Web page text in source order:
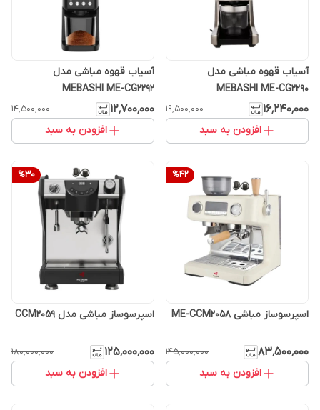
آسیاب قهوه مباشی مدل
MEBASHI ME-CG2290
۱۶٬۲۴۰٬۰۰۰ ۱۹٬۵۰۰٬۰۰۰
افزودن به سبد
آسیاب قهوه مباشی مدل
MEBASHI ME-CG2292
۱۲٬۷۰۰٬۰۰۰ ۱۴٬۵۰۰٬۰۰۰
افزودن به سبد
%42
اسپرسوساز مباشی ME-CCM2058
۸۳٬۵۰۰٬۰۰۰ ۱۴۵٬۰۰۰٬۰۰۰
افزودن به سبد
%30
اسپرسوساز مباشی مدل CCM2059
۱۲۵٬۰۰۰٬۰۰۰ ۱۸۰٬۰۰۰٬۰۰۰
افزودن به سبد